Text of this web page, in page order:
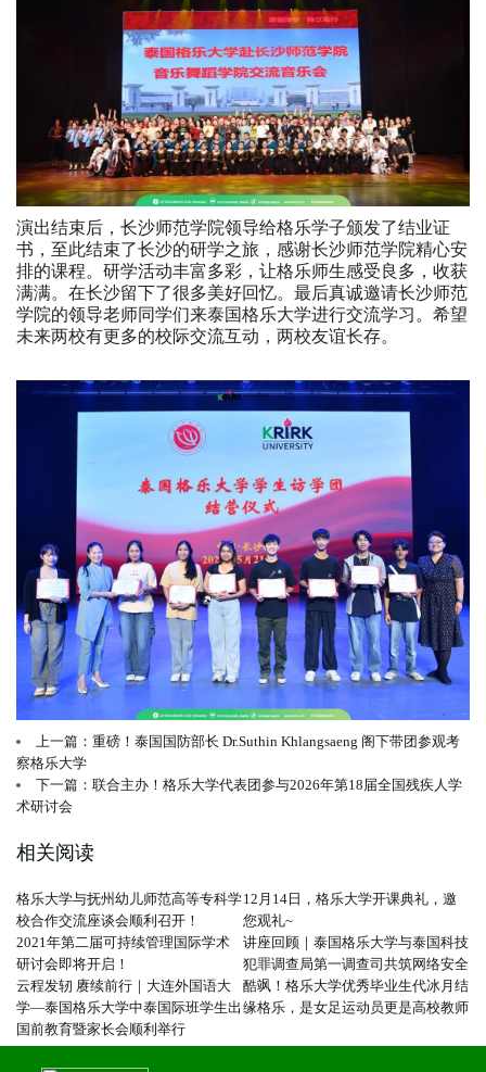
演出结束后，长沙师范学院领导给格乐学子颁发了结业证
书，至此结束了长沙的研学之旅，感谢长沙师范学院精心安
排的课程。研学活动丰富多彩，让格乐师生感受良多，收获
满满。在长沙留下了很多美好回忆。最后真诚邀请长沙师范
学院的领导老师同学们来泰国格乐大学进行交流学习。希望
未来两校有更多的校际交流互动，两校友谊长存。
上一篇：重磅！泰国国防部长 Dr.Suthin Khlangsaeng 阁下带团参观考
察格乐大学
下一篇：联合主办！格乐大学代表团参与2026年第18届全国残疾人学
术研讨会
相关阅读
格乐大学与抚州幼儿师范高等专科学
校合作交流座谈会顺利召开！
12月14日，格乐大学开课典礼，邀
您观礼~
2021年第二届可持续管理国际学术
研讨会即将开启！
讲座回顾｜泰国格乐大学与泰国科技
犯罪调查局第一调查司共筑网络安全
云程发轫 赓续前行｜大连外国语大
学—泰国格乐大学中泰国际班学生出
国前教育暨家长会顺利举行
酷飒！格乐大学优秀毕业生代冰月结
缘格乐，是女足运动员更是高校教师